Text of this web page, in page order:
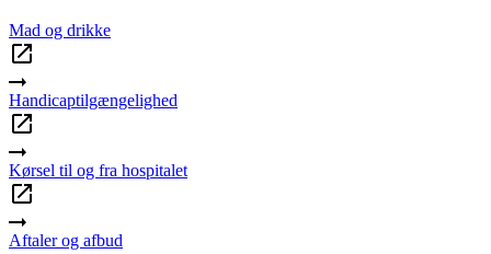
Mad og drikke
Handicaptilgængelighed
Kørsel til og fra hospitalet
Aftaler og afbud